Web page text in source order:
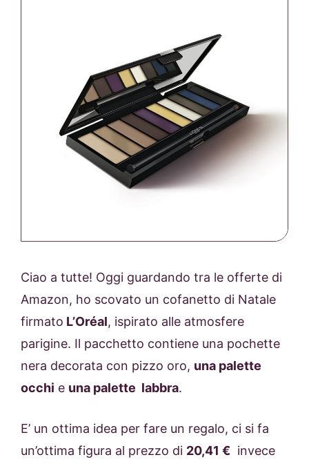
Ciao a tutte! Oggi guardando tra le offerte di
Amazon, ho scovato un cofanetto di Natale
firmato L’Oréal, ispirato alle atmosfere
parigine. Il pacchetto contiene una pochette
nera decorata con pizzo oro, una palette
occhi e una palette labbra.
E’ un ottima idea per fare un regalo, ci si fa
un’ottima figura al prezzo di 20,41 € invece